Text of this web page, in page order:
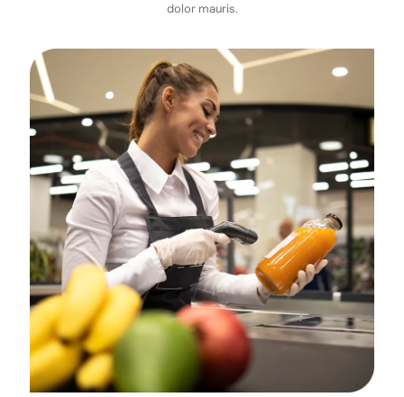
dolor mauris.